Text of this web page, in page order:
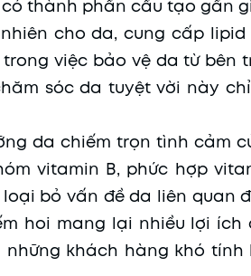
thành phần cấu tạo gần
cho da, cung cấp lipid
việc bảo vệ da từ bên
sóc da tuyệt vời này
da chiếm trọn tình cảm
vitamin B, phức hợp
bỏ vấn đề da liên quan
hoi mang lại nhiều lợi ích
khách hàng khó tính